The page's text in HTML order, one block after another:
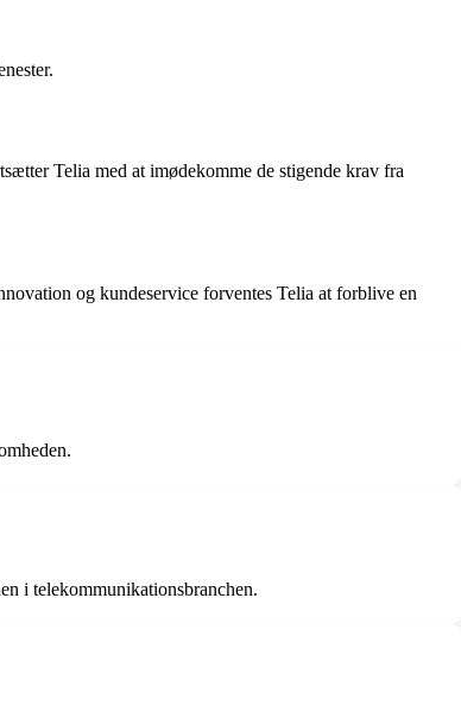
Telia med at imødekomme de stigende krav fra
og kundeservice forventes Telia at forblive en
i telekommunikationsbranchen.